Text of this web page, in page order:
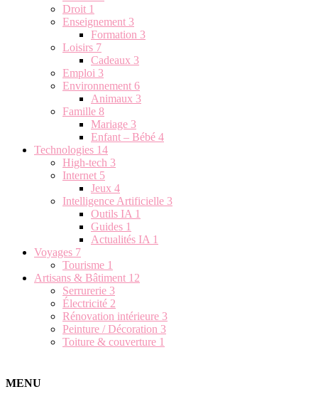
Droit 1
Enseignement 3
Formation 3
Loisirs 7
Cadeaux 3
Emploi 3
Environnement 6
Animaux 3
Famille 8
Mariage 3
Enfant – Bébé 4
Technologies 14
High-tech 3
Internet 5
Jeux 4
Intelligence Artificielle 3
Outils IA 1
Guides 1
Actualités IA 1
Voyages 7
Tourisme 1
Artisans & Bâtiment 12
Serrurerie 3
Électricité 2
Rénovation intérieure 3
Peinture / Décoration 3
Toiture & couverture 1
MENU